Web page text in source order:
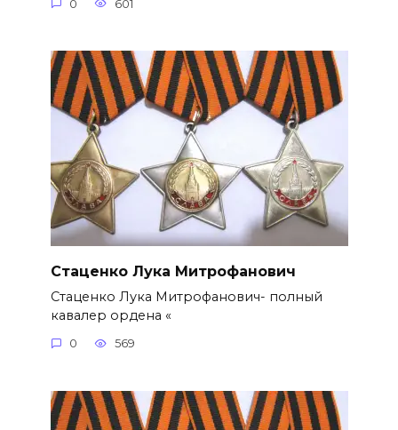
0 601
Стаценко Лука Митрофанович
Стаценко Лука Митрофанович- полный
кавалер ордена «
0 569